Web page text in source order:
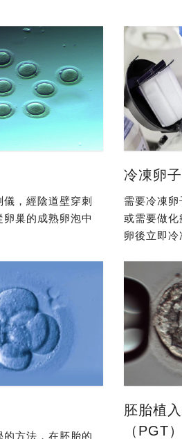
，經陰道壁穿刺
巢的成熟卵泡中
冷凍卵子
需要冷凍卵
或需要做化
卵後立即
方法，在胚胎的
胚胎植
（PGT）